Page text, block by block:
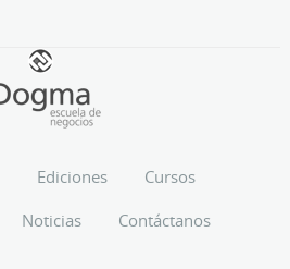
Ediciones
Cursos
Noticias Contáctanos